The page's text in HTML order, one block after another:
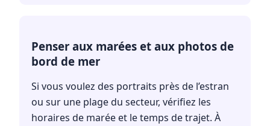
Penser aux marées et aux photos de
bord de mer
Si vous voulez des portraits près de l’estran
ou sur une plage du secteur, vérifiez les
horaires de marée et le temps de trajet. À